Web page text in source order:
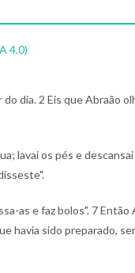
4.0)
do dia. 2 Eis que Abraão
lavai os pés e
as e faz bolos". 7 Então
havia sido preparado,